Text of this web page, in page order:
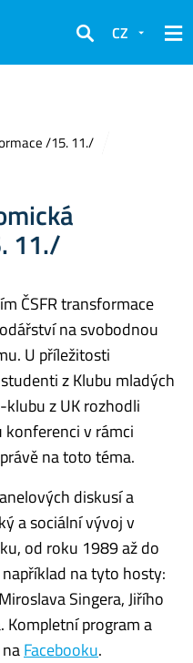
Hledat
CZ
/15. 11./
11./
ČSFR transformace
na svobodnou
U příležitosti
z Klubu mladých
z UK rozhodli
v rámci
právě na toto téma.
diskusí a
a sociální vývoj v
od roku 1989 až do
na tyto hosty:
Singera, Jiřího
Kompletní program a
Facebooku.